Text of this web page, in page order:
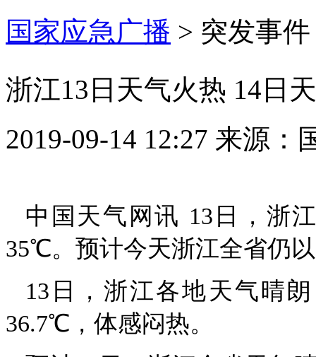
国家应急广播 > 突发事件
浙江13日天气火热 14日
2019-09-14 12:27 来源：
中国天气网讯 13日，浙
35℃。预计今天浙江全省仍
13日，浙江各地天气晴
36.7℃，体感闷热。